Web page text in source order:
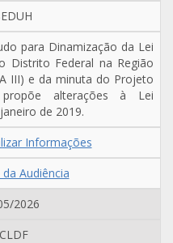
para Dinamização da Lei
Distrito Federal na Região
III) e da minuta do Projeto
alterações à Lei
de 2019.
Informações
da Audiência
2026
CLDF